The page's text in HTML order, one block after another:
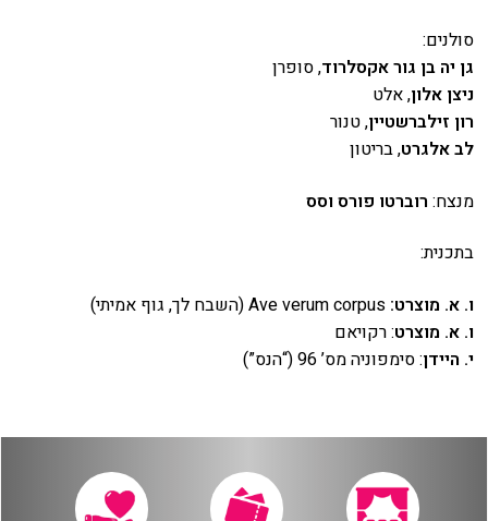
סולנים:
גן יה בן גור אקסלרוד, סופרן
ניצן אלון, אלט
רון זילברשטיין, טנור
לב אלגרט, בריטון
מנצח: רוברטו פורס וסס
בתכנית:
ו. א. מוצרט:Ave verum corpus (השבח לך, גוף אמיתי)
ו. א. מוצרט: רקויאם
י. היידן: סימפוניה מס’ 96 (“הנס”)